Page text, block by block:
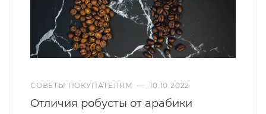
СОВЕТЫ ПОКУПАТЕЛЯМ — 10.10.2022
Отличия робусты от арабики